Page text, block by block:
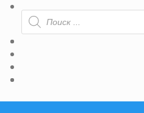
ПОИСК
ТОВАРОВ